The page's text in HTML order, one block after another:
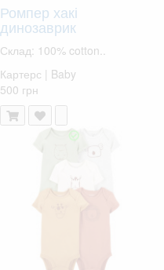
Ромпер хакі
динозаврик
Склад: 100% cotton..
Картерс | Baby
500 грн